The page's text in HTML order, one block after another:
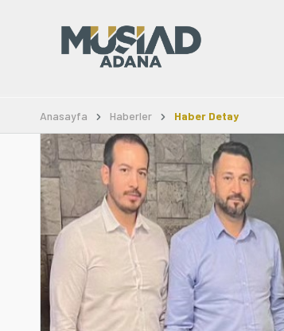
Anasayfa Haberler Haber Detay